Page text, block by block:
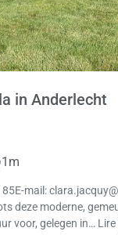
in Anderlecht
1m
85E-mail:
deze moderne,
voor, gelegen in…